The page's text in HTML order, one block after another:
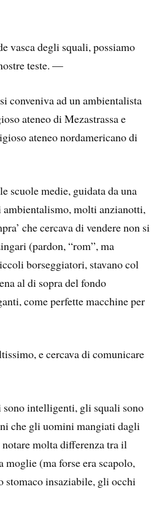
vasca degli squali, possiamo
teste. —
conveniva ad un ambientalista
ateneo di Mezastrassa e
ateneo nordamericano di
scuole medie, guidata da una
ambientalismo, molti anzianotti,
che cercava di vendere non si
(pardon, “rom”, ma
borseggiatori, stavano col
al di sopra del fondo
come perfette macchine per
e cercava di comunicare
intelligenti, gli squali sono
che gli uomini mangiati dagli
molta differenza tra il
moglie (ma forse era scapolo,
stomaco insaziabile, gli occhi